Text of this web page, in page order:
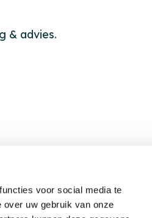
voor social media te
uw gebruik van onze
& advies.